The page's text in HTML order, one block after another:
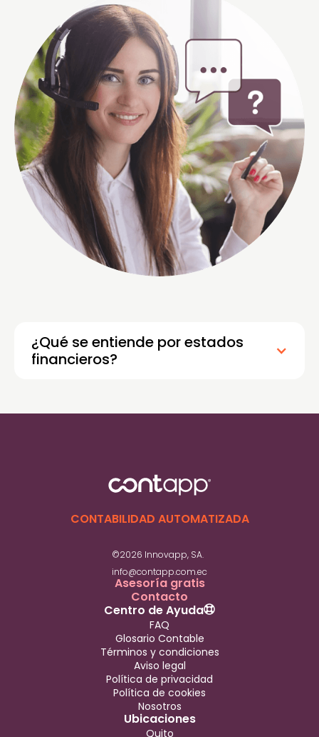
¿Qué se entiende por estados
financieros?
CONTABILIDAD AUTOMATIZADA
©2026 Innovapp, SA.
info@contapp.com.ec
Asesoría gratis
Contacto
Ubicaciones
Quito
Centro de Ayuda
FAQ
Glosario Contable
Términos y condiciones
Aviso legal
Política de privacidad
Política de cookies
Nosotros